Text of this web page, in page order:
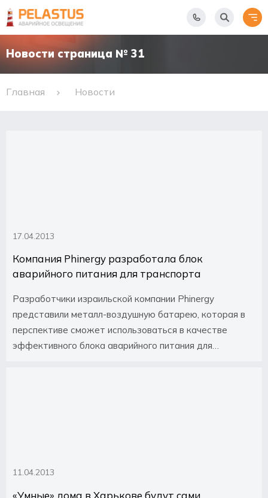
Новости страница № 31
Главная Новости
17.04.2013
Компания Phinergy разработала блок
аварийного питания для транспорта
Разработчики израильской компании Phinergy
представили металл-воздушную батарею, которая в
перспективе сможет использоваться в качестве
эффективного блока аварийного питания для
11.04.2013
«Умные» дома в Харькове будут сами